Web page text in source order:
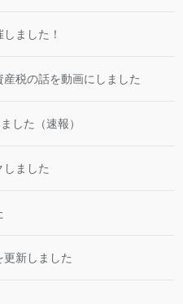
ました！
税の話を動画にしました
した（速報）
ました
新しました